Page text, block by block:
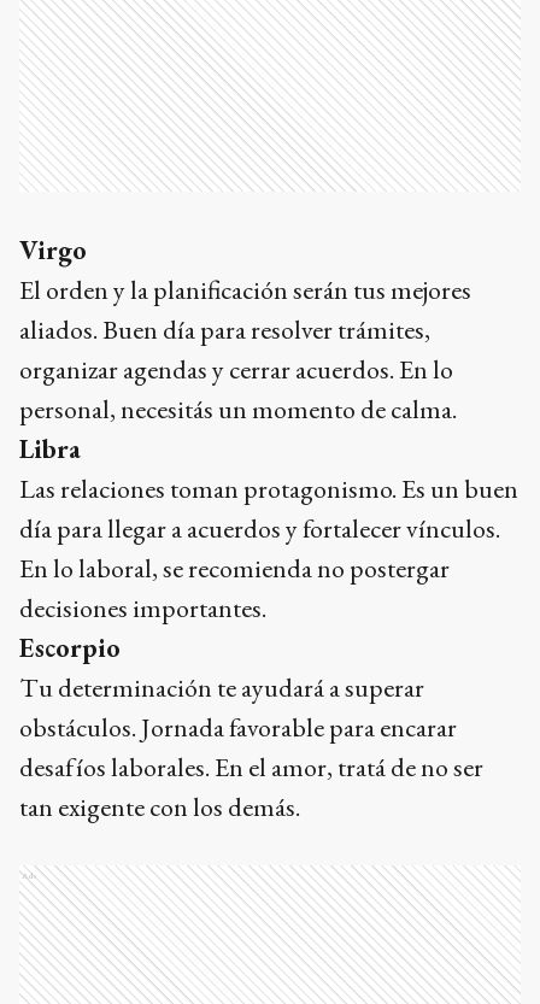
Virgo
El orden y la planificación serán tus mejores
aliados. Buen día para resolver trámites,
organizar agendas y cerrar acuerdos. En lo
personal, necesitás un momento de calma.
Libra
Las relaciones toman protagonismo. Es un buen
día para llegar a acuerdos y fortalecer vínculos.
En lo laboral, se recomienda no postergar
decisiones importantes.
Escorpio
Tu determinación te ayudará a superar
obstáculos. Jornada favorable para encarar
desafíos laborales. En el amor, tratá de no ser
tan exigente con los demás.
Ads